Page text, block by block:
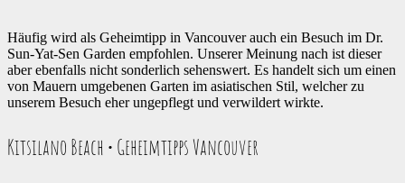
Häufig wird als Geheimtipp in Vancouver auch ein Besuch im Dr.
Sun-Yat-Sen Garden empfohlen. Unserer Meinung nach ist dieser
aber ebenfalls nicht sonderlich sehenswert. Es handelt sich um einen
von Mauern umgebenen Garten im asiatischen Stil, welcher zu
unserem Besuch eher ungepflegt und verwildert wirkte.
Kitsilano Beach • Geheimtipps Vancouver